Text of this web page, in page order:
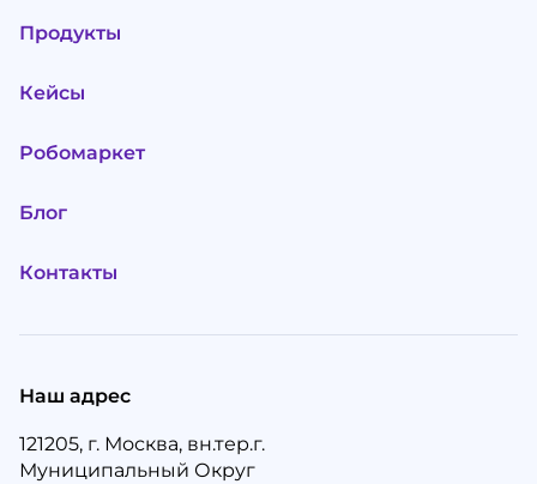
Продукты
Кейсы
Робомаркет
Блог
Контакты
Наш адрес
121205, г. Москва, вн.тер.г.
Муниципальный Округ